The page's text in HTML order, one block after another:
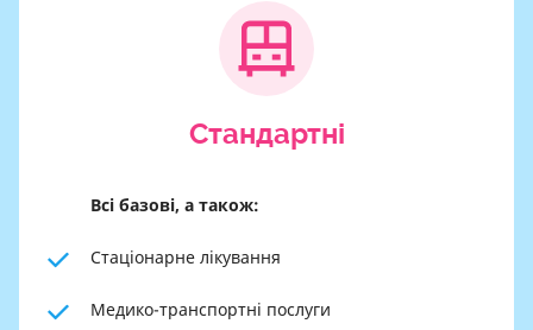
Cтандартні
Всі базові, а також:
Стаціонарне лікування
Медико-транспортні послуги